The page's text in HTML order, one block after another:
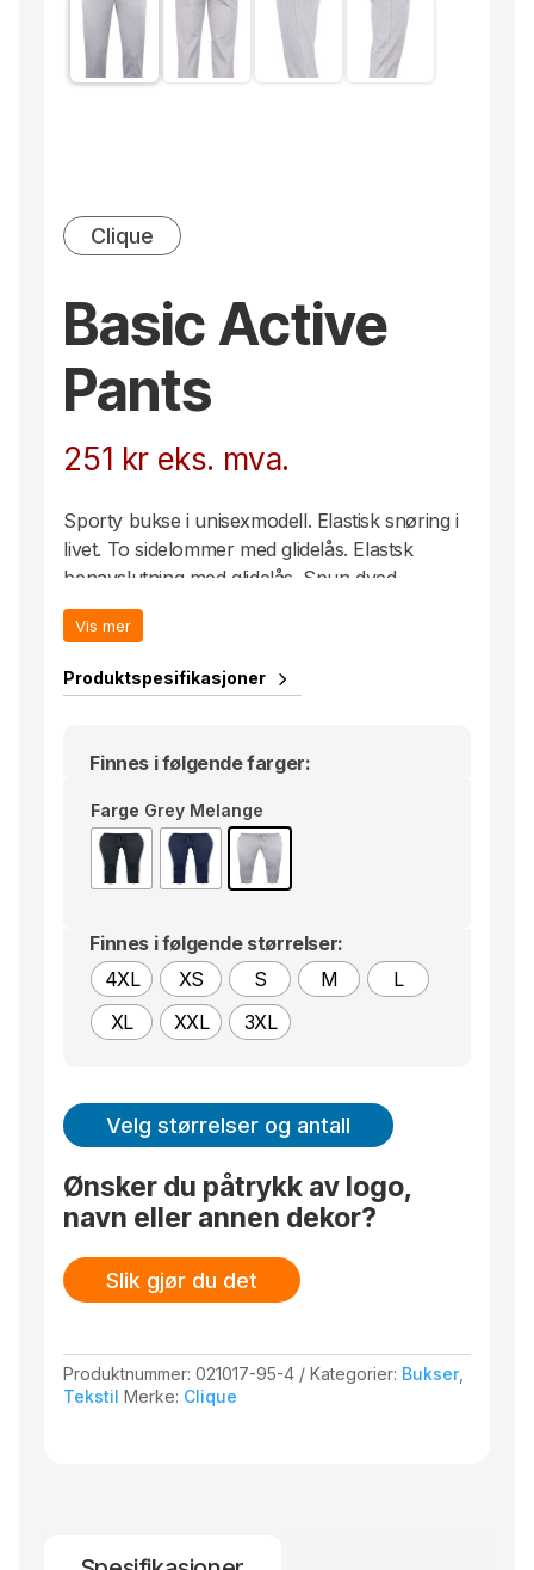
Clique
Basic Active
Pants
251 kr eks. mva.
Sporty bukse i unisexmodell. Elastisk snøring i
livet. To sidelommer med glidelås. Elastsk
benavslutning med glidelås. Spun dyed.
Avtagbar etikett.
Vis mer
Produktspesifikasjoner
Finnes i følgende farger:
Farge Grey Melange
Finnes i følgende størrelser:
4XL
XS S M
L
XL
XXL 3XL
Velg størrelser og antall
Ønsker du påtrykk av logo,
navn eller annen dekor?
Slik gjør du det
Produktnummer:021017-95-4 Kategorier: Bukser,
Tekstil Merke: Clique